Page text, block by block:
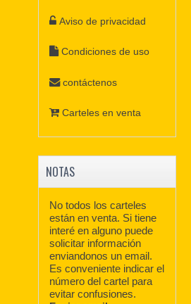
Aviso de privacidad
Condiciones de uso
contáctenos
Carteles en venta
NOTAS
No todos los carteles
están en venta. Si tiene
interé en alguno puede
solicitar información
enviandonos un email.
Es conveniente indicar el
número del cartel para
evitar confusiones.